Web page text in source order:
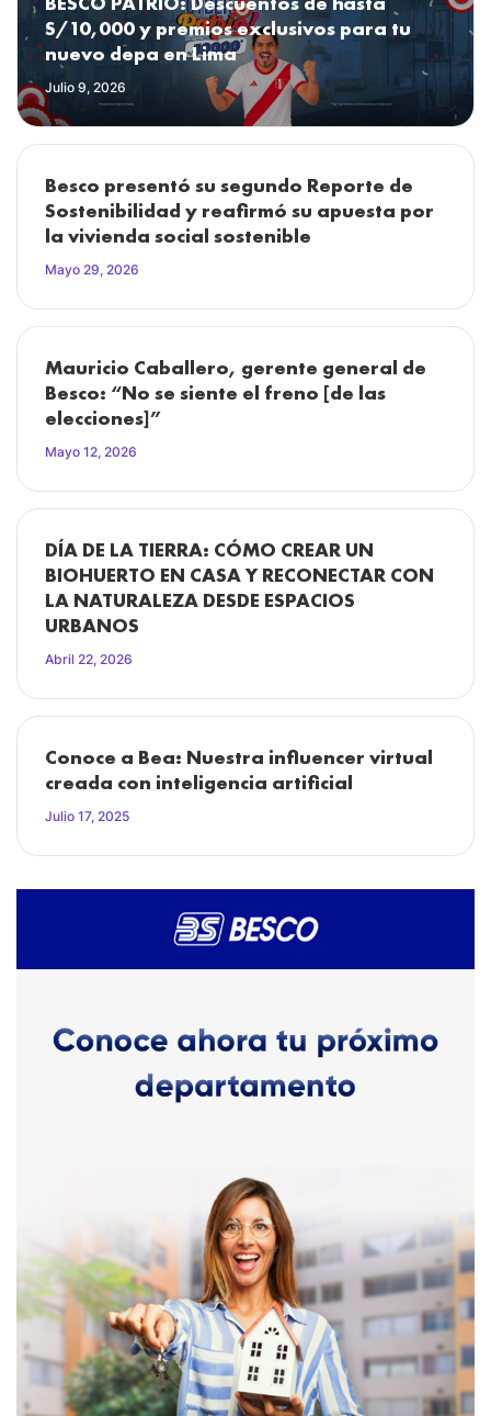
S/10,000 y premios exclusivos para tu
nuevo depa en Lima
Julio 9, 2026
Besco presentó su segundo Reporte de
Sostenibilidad y reafirmó su apuesta por
la vivienda social sostenible
Mayo 29, 2026
Mauricio Caballero, gerente general de
Besco: “No se siente el freno [de las
elecciones]”
Mayo 12, 2026
DÍA DE LA TIERRA: CÓMO CREAR UN
BIOHUERTO EN CASA Y RECONECTAR CON
LA NATURALEZA DESDE ESPACIOS
URBANOS
Abril 22, 2026
Conoce a Bea: Nuestra influencer virtual
creada con inteligencia artificial
Julio 17, 2025